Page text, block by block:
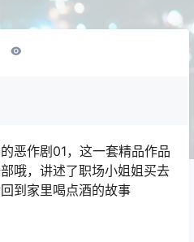
恶作剧01，这一套精品作品
哦，讲述了职场小姐姐买去
到家里喝点酒的故事